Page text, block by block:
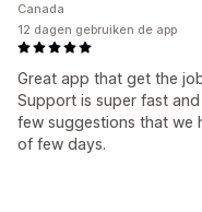
Great app that get the
Support is super fast
few suggestions that we
of few days.
Canada
12 dagen gebruiken de app